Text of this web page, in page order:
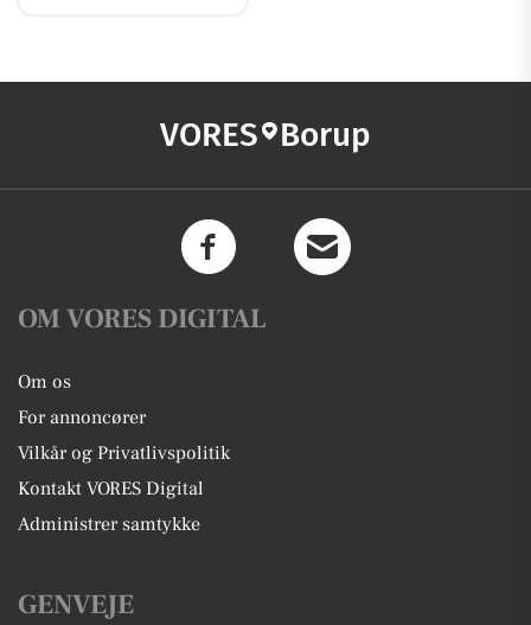
VORES Borup
OM VORES DIGITAL
Om os
For annoncører
Vilkår og Privatlivspolitik
Kontakt VORES Digital
Administrer samtykke
GENVEJE